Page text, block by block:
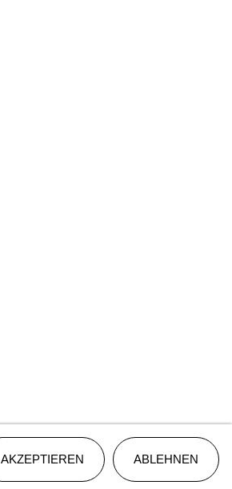
AKZEPTIEREN ABLEHNEN